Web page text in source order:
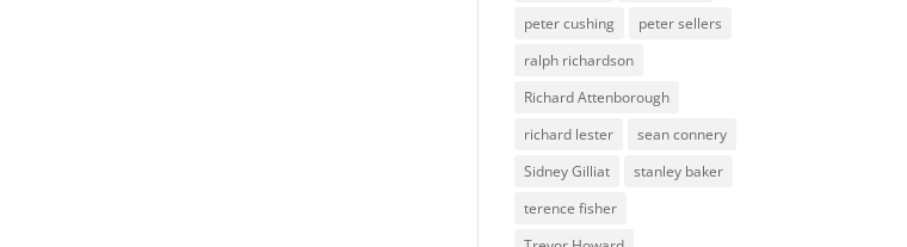
peter cushing
peter sellers
ralph richardson
Richard Attenborough
richard lester
sean connery
Sidney Gilliat
stanley baker
terence fisher